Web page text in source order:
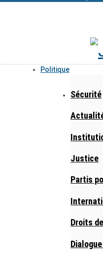
Politique
Sécurité
Justice
Partis
Droits